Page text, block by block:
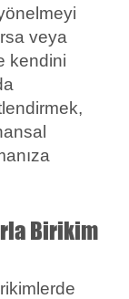
veya
kendini
Birikim